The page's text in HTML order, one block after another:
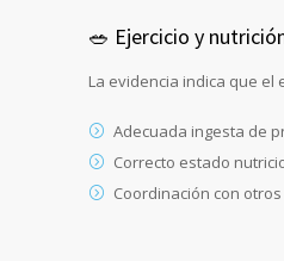
🥗 Ejercicio y
La evidencia indica que el
Adecuada ingesta de
Correcto estado
Coordinación con